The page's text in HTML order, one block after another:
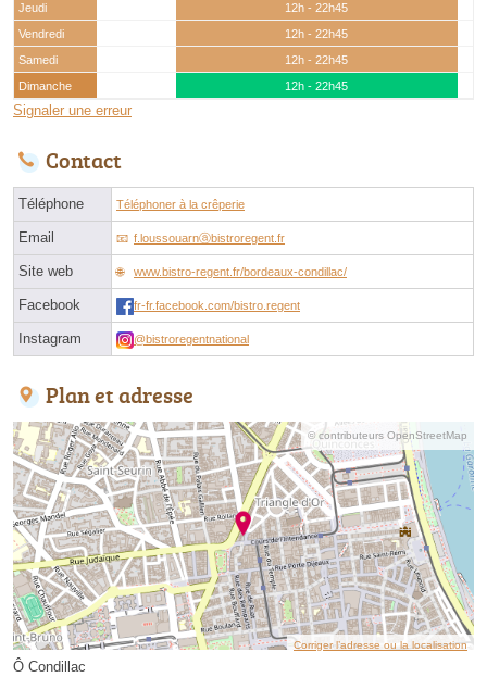
Jeudi
12h - 22h45
Vendredi
12h - 22h45
Samedi
12h - 22h45
Dimanche
12h - 22h45
Signaler une erreur
Contact
Téléphone Téléphoner à la crêperie
Email f.loussouarnⓐbistroregent.fr
Site web www.bistro-regent.fr/bordeaux-condillac/
Facebook fr-fr.facebook.com/bistro.regent
Instagram @bistroregentnational
Plan et adresse
© contributeurs OpenStreetMap
Corriger l’adresse ou la localisation
Ô Condillac